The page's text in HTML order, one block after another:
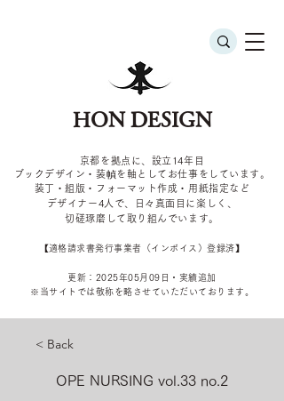
HON DESIGN
京都を拠点に、設立14年目
ブックデザイン・装幀を軸としてお仕事をしています。
装丁・組版・フォーマット作成・用紙指定など
デザイナー4 人で、日々真面目に楽しく、
切磋琢磨して取り組んでいます。
​【適格請求書発行事業者（インボイス）登録済】
更新：2025年05 月09 日・実績追加
​※当サイトでは敬称を 略させていただいております。
< Back
OPE NURSING vol.33 no.2